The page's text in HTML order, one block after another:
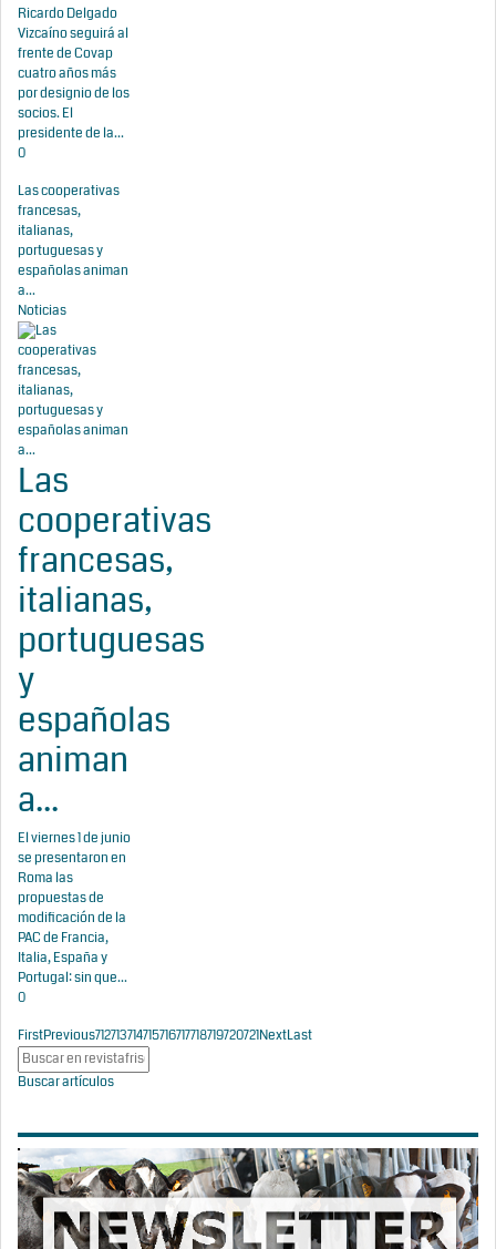
Ricardo Delgado
Vizcaíno seguirá al
frente de Covap
cuatro años más
por designio de los
socios. El
presidente de la...
0
Las cooperativas
francesas,
italianas,
portuguesas y
españolas animan
a...
Noticias
Las
cooperativas
francesas,
italianas,
portuguesas
y
españolas
animan
a...
El viernes 1 de junio
se presentaron en
Roma las
propuestas de
modificación de la
PAC de Francia,
Italia, España y
Portugal: sin que...
0
FirstPrevious712713714715716717718719720721NextLast
Buscar artículos